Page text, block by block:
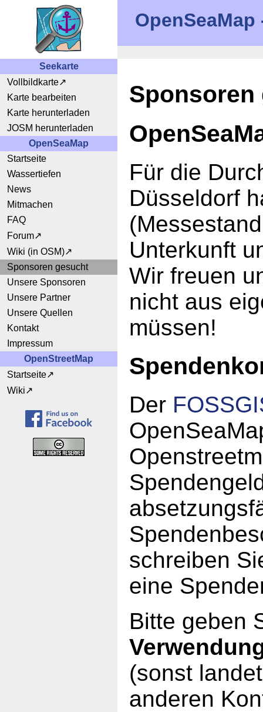
Seekarte
Vollbildkarte
Karte bearbeiten
Karte herunterladen
JOSM herunterladen
OpenSeaMap
Startseite
Wassertiefen
News
Mitmachen
FAQ
Forum
Wiki (in OSM)
Sponsoren gesucht
Unsere Sponsoren
Unsere Partner
Unsere Quellen
Kontakt
Impressum
OpenStreetMap
Startseite
Wiki
Sponsoren
Für die
Düsseldorf
Unterkunft
Wir freuen
nicht aus
müssen!
Der
schreiben
eine
Bitte geben
(sonst
anderen